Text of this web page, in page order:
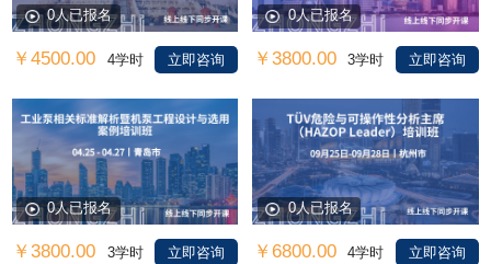
0人已报名
￥4500.00 4学时 立即咨询
0人已报名
￥3800.00 3学时 立即咨询
0人已报名
￥3800.00 3学时 立即咨询
0人已报名
￥6800.00 4学时 立即咨询